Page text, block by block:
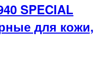
SPECIAL
для кожи,